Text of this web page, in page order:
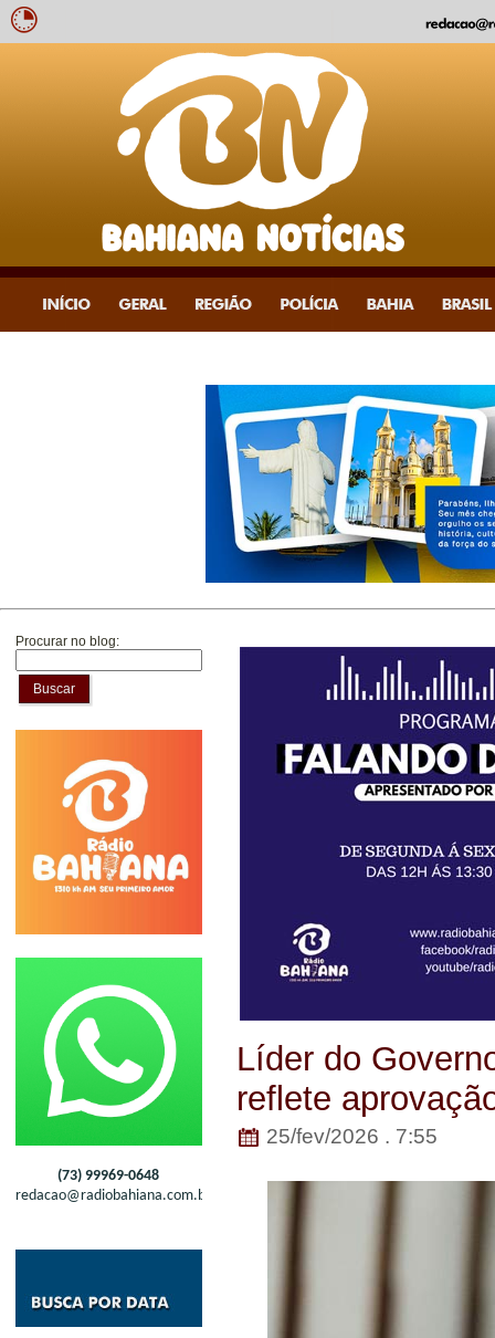
Procurar no blog:
Buscar
(73) 99969-0648
redacao@radiobahiana.com.br
Líder do
reflete
25/fev/2026 . 7:55